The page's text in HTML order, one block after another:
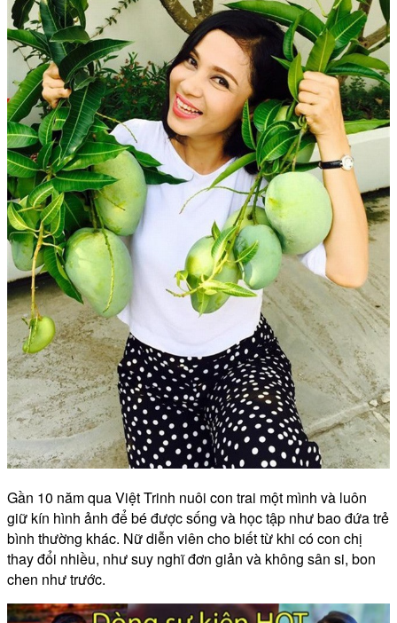
Gần 10 năm qua Việt Trinh nuôi con trai một mình và luôn
giữ kín hình ảnh để bé được sống và học tập như bao đứa trẻ
bình thường khác. Nữ diễn viên cho biết từ khi có con chị
thay đổi nhiều, như suy nghĩ đơn giản và không sân si, bon
chen như trước.